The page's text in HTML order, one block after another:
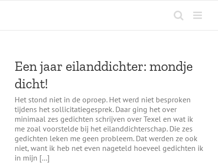
Een jaar eilanddichter: mondje
dicht!
Het stond niet in de oproep. Het werd niet besproken
tijdens het sollicitatiegesprek. Daar ging het over
minimaal zes gedichten schrijven over Texel en wat ik
me zoal voorstelde bij het eilanddichterschap. Die zes
gedichten leken me geen probleem. Dat werden ze ook
niet, want ik heb net even nageteld hoeveel gedichten ik
in mijn [...]